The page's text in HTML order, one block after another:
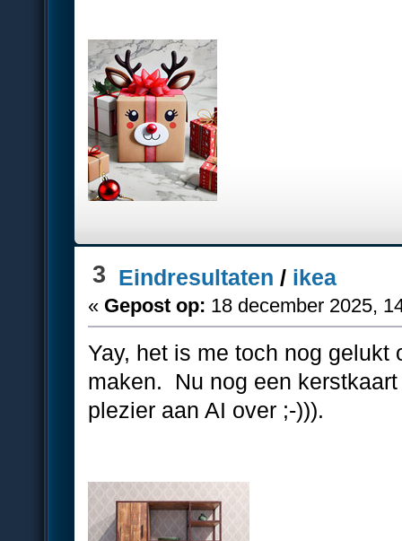
3 Eindresultaten / ikea
« Gepost op: 18 december 2025,
Yay, het is me toch nog
maken. Nu nog een
plezier aan AI over ;-))).